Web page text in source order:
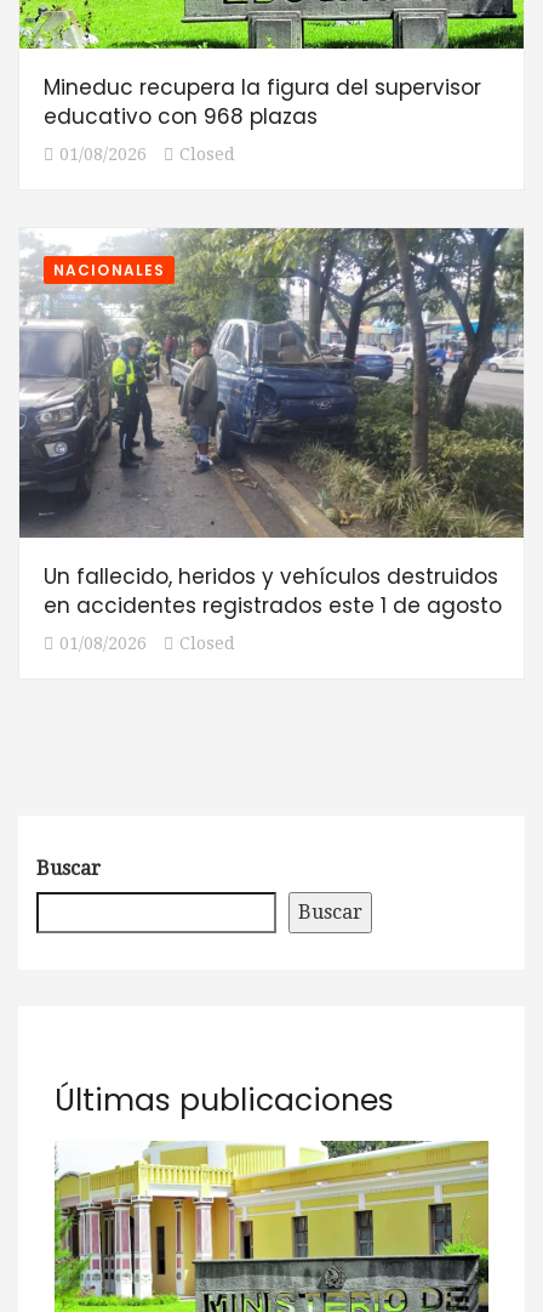
Mineduc recupera la figura del supervisor
educativo con 968 plazas
01/08/2026 Closed
NACIONALES
Un fallecido, heridos y vehículos destruidos
en accidentes registrados este 1 de agosto
01/08/2026 Closed
Buscar
Buscar
Últimas publicaciones